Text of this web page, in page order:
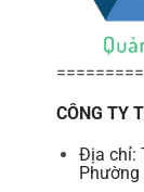
CÔNG TY
Địa chỉ:
Phường